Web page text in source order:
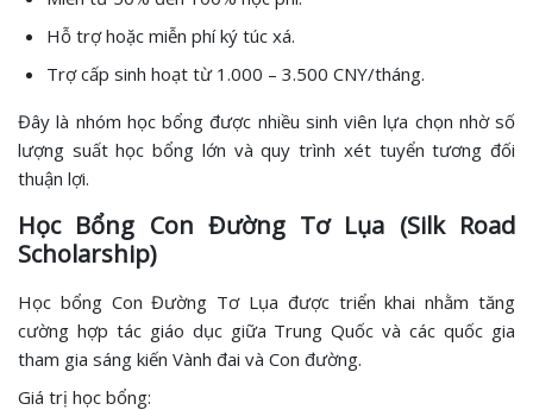
Hỗ trợ hoặc miễn phí ký túc xá.
Trợ cấp sinh hoạt từ 1.000 – 3.500 CNY/tháng.
Đây là nhóm học bổng được nhiều sinh viên lựa chọn nhờ số
lượng suất học bổng lớn và quy trình xét tuyển tương đối
thuận lợi.
Học Bổng Con Đường Tơ Lụa (Silk Road
Scholarship)
Học bổng Con Đường Tơ Lụa được triển khai nhằm tăng
cường hợp tác giáo dục giữa Trung Quốc và các quốc gia
tham gia sáng kiến Vành đai và Con đường.
Giá trị học bổng: